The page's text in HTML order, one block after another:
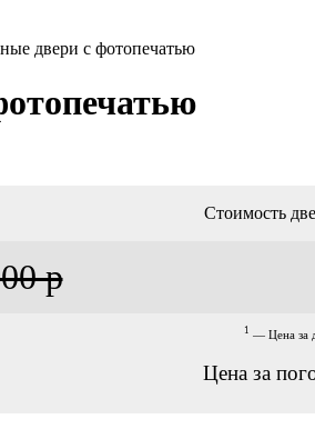
двери с фотопечатью
Стоимость
р
1 — Цена за
Цена за